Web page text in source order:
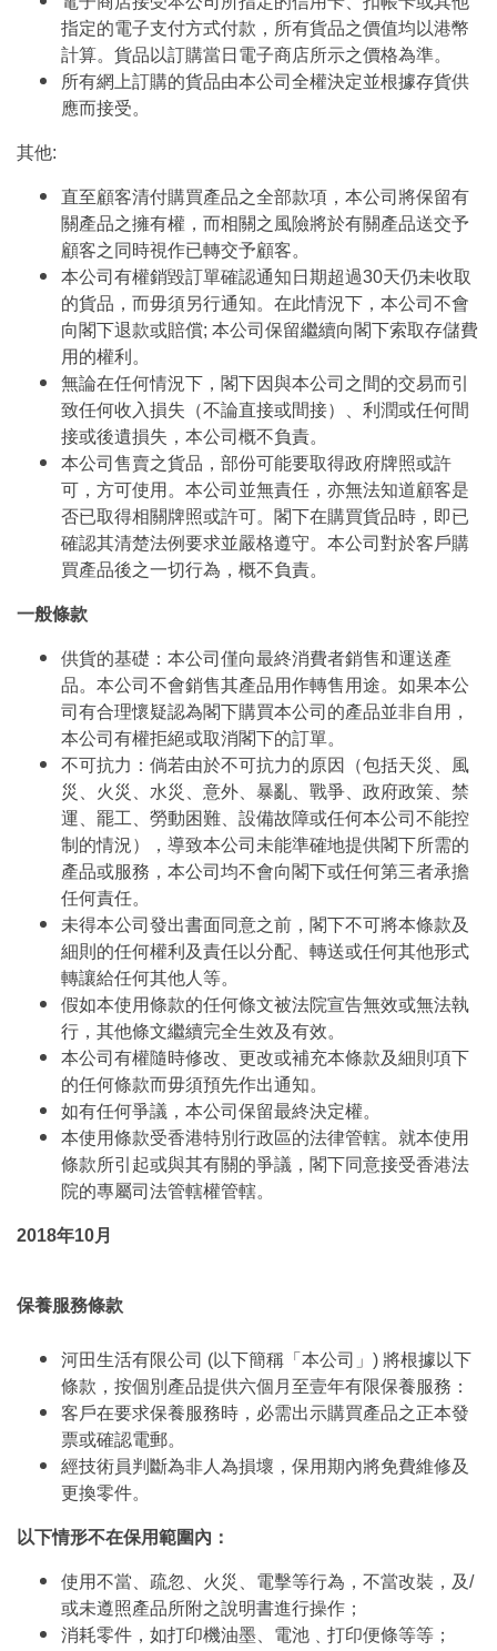
指定的電子支付方式付款，所有貨品之價值均以港幣
計算。貨品以訂購當日電子商店所示之價格為準。
所有網上訂購的貨品由本公司全權決定並根據存貨供
應而接受。
其他:
直至顧客清付購買產品之全部款項，本公司將保留有
關產品之擁有權，而相關之風險將於有關產品送交予
顧客之同時視作已轉交予顧客。
本公司有權銷毀訂單確認通知日期超過30天仍未收取
的貨品，而毋須另行通知。在此情況下，本公司不會
向閣下退款或賠償; 本公司保留繼續向閣下索取存儲費
用的權利。
無論在任何情況下，閣下因與本公司之間的交易而引
致任何收入損失（不論直接或間接）、利潤或任何間
接或後遺損失，本公司概不負責。
本公司售賣之貨品，部份可能要取得政府牌照或許
可，方可使用。本公司並無責任，亦無法知道顧客是
否已取得相關牌照或許可。閣下在購買貨品時，即已
確認其清楚法例要求並嚴格遵守。本公司對於客戶購
買產品後之一切行為，概不負責。
一般條款
供貨的基礎：本公司僅向最終消費者銷售和運送產
品。本公司不會銷售其產品用作轉售用途。如果本公
司有合理懷疑認為閣下購買本公司的產品並非自用，
本公司有權拒絕或取消閣下的訂單。
不可抗力：倘若由於不可抗力的原因（包括天災、風
災、火災、水災、意外、暴亂、戰爭、政府政策、禁
運、罷工、勞動困難、設備故障或任何本公司不能控
制的情況），導致本公司未能準確地提供閣下所需的
產品或服務，本公司均不會向閣下或任何第三者承擔
任何責任。
未得本公司發出書面同意之前，閣下不可將本條款及
細則的任何權利及責任以分配、轉送或任何其他形式
轉讓給任何其他人等。
假如本使用條款的任何條文被法院宣告無效或無法執
行，其他條文繼續完全生效及有效。
本公司有權隨時修改、更改或補充本條款及細則項下
的任何條款而毋須預先作出通知。
如有任何爭議，本公司保留最終決定權。
本使用條款受香港特別行政區的法律管轄。就本使用
條款所引起或與其有關的爭議，閣下同意接受香港法
院的專屬司法管轄權管轄。
2018年10月
保養服務條款
河田生活有限公司 (以下簡稱「本公司」) 將根據以下
條款，按個別產品提供六個月至壹年有限保養服務：
客戶在要求保養服務時，必需出示購買產品之正本發
票或確認電郵。
經技術員判斷為非人為損壞，保用期內將免費維修及
更換零件。
以下情形不在保用範圍內：
使用不當、疏忽、火災、電擊等行為，不當改裝，及/
或未遵照產品所附之說明書進行操作；
消耗零件，如打印機油墨、電池﹑打印便條等等；